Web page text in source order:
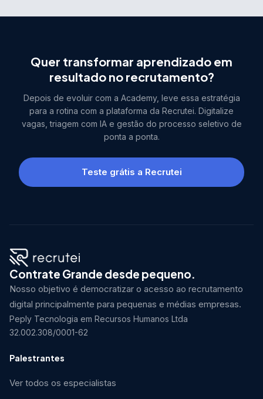
Quer transformar aprendizado em
resultado no recrutamento?
Depois de evoluir com a Academy, leve essa estratégia
para a rotina com a plataforma da Recrutei. Digitalize
vagas, triagem com IA e gestão do processo seletivo de
ponta a ponta.
Teste grátis a Recrutei
Contrate Grande desde pequeno.
Nosso objetivo é democratizar o acesso ao recrutamento
digital principalmente para pequenas e médias empresas.
Peply Tecnologia em Recursos Humanos Ltda
32.002.308/0001-62
Palestrantes
Ver todos os especialistas